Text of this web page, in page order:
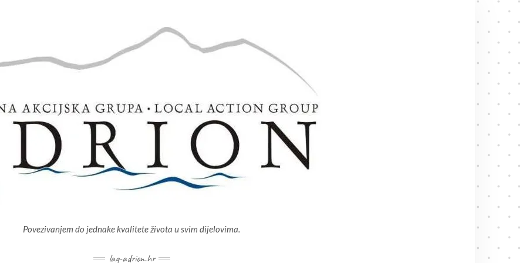
Povezivanjem do jednake kvalitete života u svim dijelovima.
lag-adrion.hr